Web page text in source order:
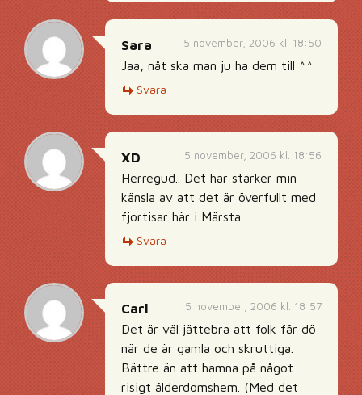
5 november, 2006 kl. 18:50
Sara
Jaa, nåt ska man ju ha dem till ^^
Svara
5 november, 2006 kl. 18:56
XD
Herregud.. Det här stärker min
känsla av att det är överfullt med
fjortisar här i Märsta.
Svara
5 november, 2006 kl. 18:57
Carl
Det är väl jättebra att folk får dö
när de är gamla och skruttiga.
Bättre än att hamna på något
risigt ålderdomshem. (Med det